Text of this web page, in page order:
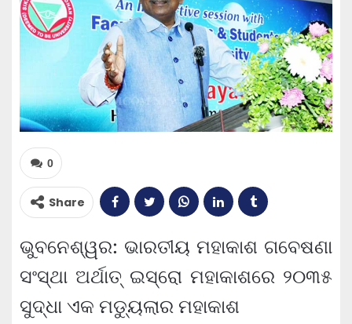
0
Share
ଭୁବନେଶ୍ୱର: ଭାରତୀୟ ମହାକାଶ ଗବେଷଣା
ସଂସ୍ଥା ଅର୍ଥାତ୍ ଇସ୍ରୋ ମହାକାଶରେ ୨୦୩୫
ସୁଦ୍ଧା ଏକ ମଡ୍ୟୁଲାର ମହାକାଶ